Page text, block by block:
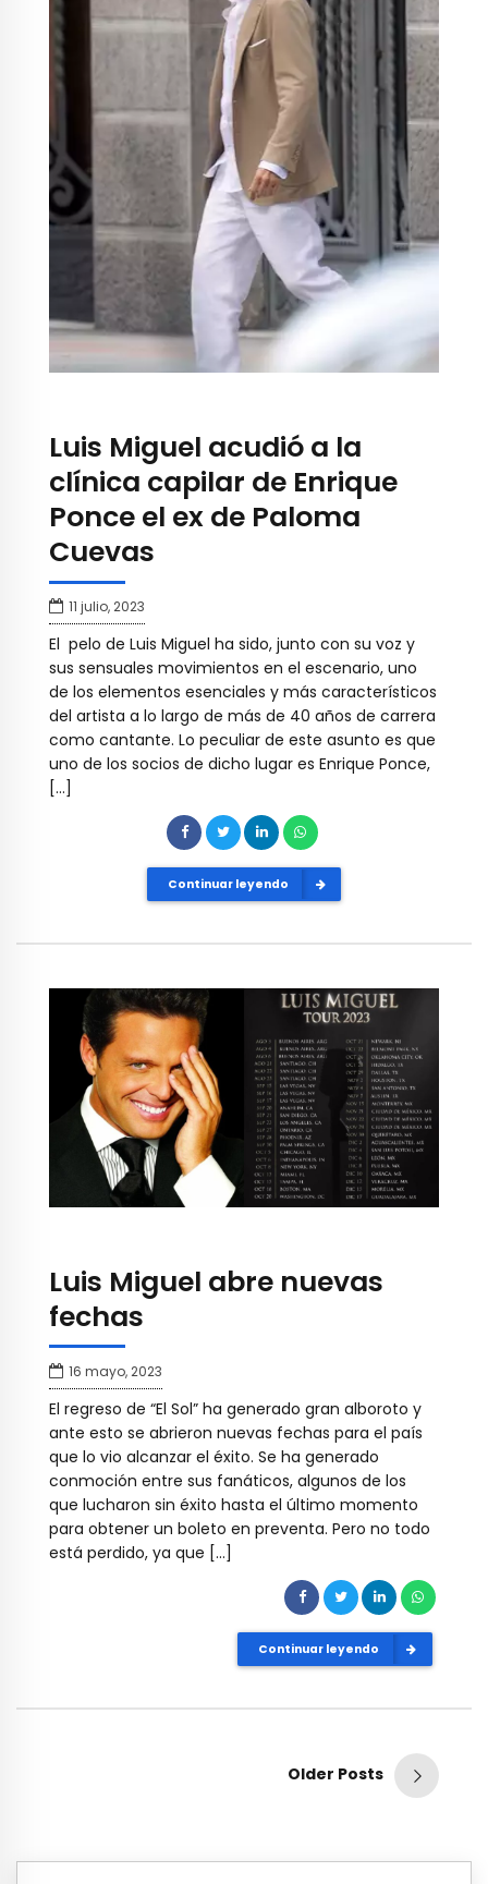
Luis Miguel acudió a la
clínica capilar de Enrique
Ponce el ex de Paloma
Cuevas
11 julio, 2023
El pelo de Luis Miguel ha sido, junto con su voz y
sus sensuales movimientos en el escenario, uno
de los elementos esenciales y más característicos
del artista a lo largo de más de 40 años de carrera
como cantante. Lo peculiar de este asunto es que
uno de los socios de dicho lugar es Enrique Ponce,
[…]
Continuar leyendo
Luis Miguel abre nuevas
fechas
16 mayo, 2023
El regreso de “El Sol” ha generado gran alboroto y
ante esto se abrieron nuevas fechas para el país
que lo vio alcanzar el éxito. Se ha generado
conmoción entre sus fanáticos, algunos de los
que lucharon sin éxito hasta el último momento
para obtener un boleto en preventa. Pero no todo
está perdido, ya que […]
Continuar leyendo
Older Posts